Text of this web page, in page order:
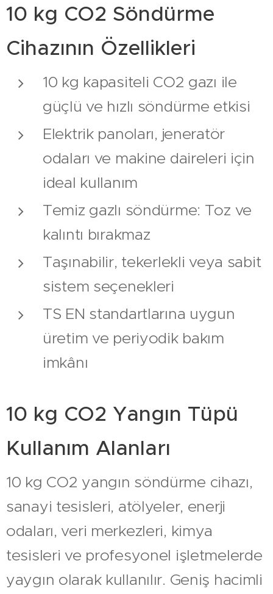
10 kg CO2 Söndürme
Cihazının Özellikleri
10 kg kapasiteli CO2 gazı ile
güçlü ve hızlı söndürme etkisi
Elektrik panoları, jeneratör
odaları ve makine daireleri için
ideal kullanım
Temiz gazlı söndürme: Toz ve
kalıntı bırakmaz
Taşınabilir, tekerlekli veya sabit
sistem seçenekleri
TS EN standartlarına uygun
üretim ve periyodik bakım
imkânı
10 kg CO2 Yangın Tüpü
Kullanım Alanları
10 kg CO2 yangın söndürme cihazı,
sanayi tesisleri, atölyeler, enerji
odaları, veri merkezleri, kimya
tesisleri ve profesyonel işletmelerde
yaygın olarak kullanılır. Geniş hacimli